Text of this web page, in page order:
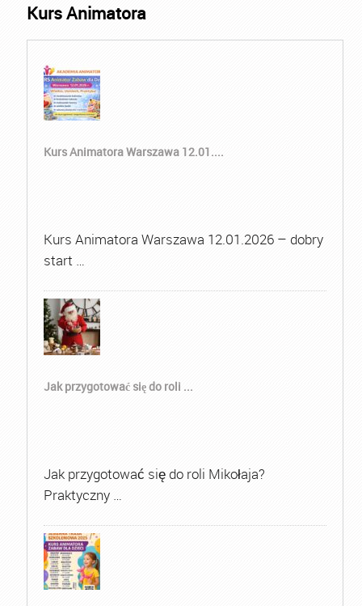
Kurs Animatora
Kurs Animatora Warszawa 12.01....
Kurs Animatora Warszawa 12.01.2026 – dobry
start …
Jak przygotować się do roli ...
Jak przygotować się do roli Mikołaja?
Praktyczny …